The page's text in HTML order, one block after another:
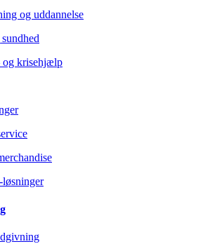
og uddannelse
og krisehjælp